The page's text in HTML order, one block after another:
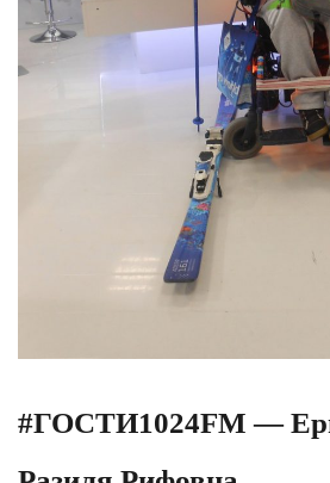
#ГОСТИ1024FM —